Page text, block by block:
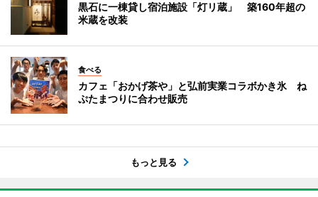
黒石に一棟貸し宿泊施設「灯リ蔵」 築160年超の
米蔵を改装
食べる
カフェ「おかげ茶や」と弘前実業コラボかき氷 ね
ぷたまつりに合わせ販売
もっと見る